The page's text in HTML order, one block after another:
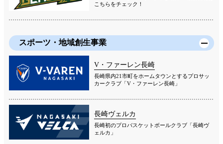
こちらをチェック！
スポーツ・地域創生事業
V・ファーレン長崎
長崎県内21市町をホームタウンとするプロサッ
カークラブ「V・ファーレン長崎」
長崎ヴェルカ
長崎初のプロバスケットボールクラブ「長崎ヴ
ェルカ」